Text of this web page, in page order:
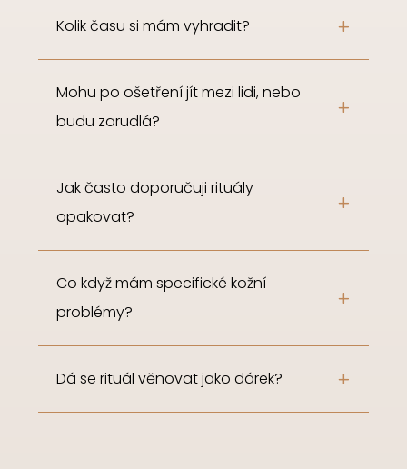
Kolik času si mám vyhradit?
Mohu po ošetření jít mezi lidi, nebo
budu zarudlá?
Jak často doporučuji rituály
opakovat?
Co když mám specifické kožní
problémy?
Dá se rituál věnovat jako dárek?